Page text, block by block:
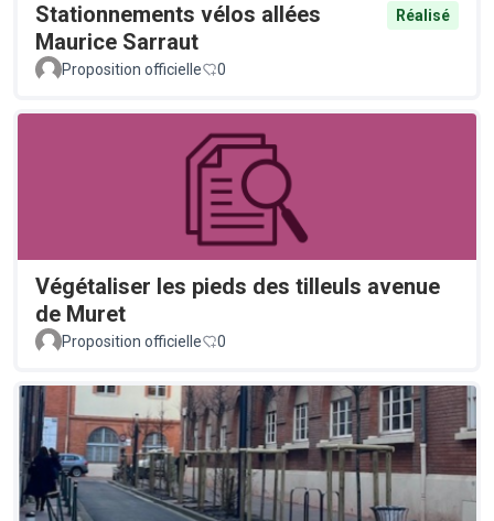
Stationnements vélos allées
Maurice Sarraut
Réalisé
Proposition officielle 0
Végétaliser les pieds des tilleuls avenue
de Muret
Proposition officielle 0